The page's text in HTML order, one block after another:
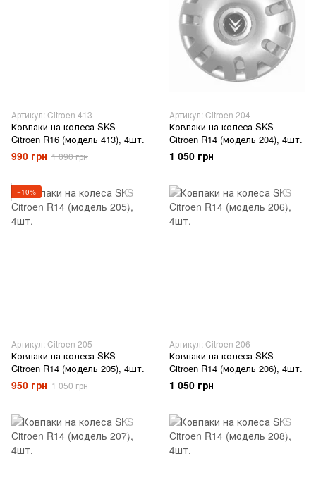
Артикул: Citroen 413
Ковпаки на колеса SKS
Citroen R16 (модель 413), 4шт.
990 грн 1 090 грн
Артикул: Citroen 204
Ковпаки на колеса SKS
Citroen R14 (модель 204), 4шт.
1 050 грн
−10%
Артикул: Citroen 205
Ковпаки на колеса SKS
Citroen R14 (модель 205), 4шт.
950 грн 1 050 грн
Артикул: Citroen 206
Ковпаки на колеса SKS
Citroen R14 (модель 206), 4шт.
1 050 грн